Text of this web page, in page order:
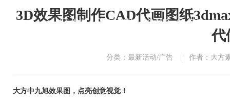
 搜索  上传赚钱  VIP  充值 登录
3D效果图制作CAD代画图纸
代
分类：最新活动/广告 作者：大方
大方中九旭效果图，点亮创意视觉！